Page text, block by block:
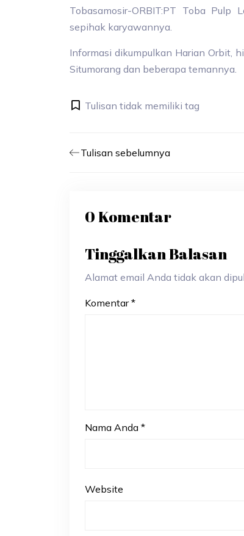
Tobasamosir-ORBIT:PT Toba Pulp
sepihak karyawannya.
Informasi dikumpulkan Harian Orbit,
Situmorang dan beberapa temannya.
Tulisan tidak memiliki tag
Tulisan sebelumnya
0 Komentar
Tinggalkan Balasan
Alamat email Anda tidak akan
Komentar *
Nama Anda *
Website